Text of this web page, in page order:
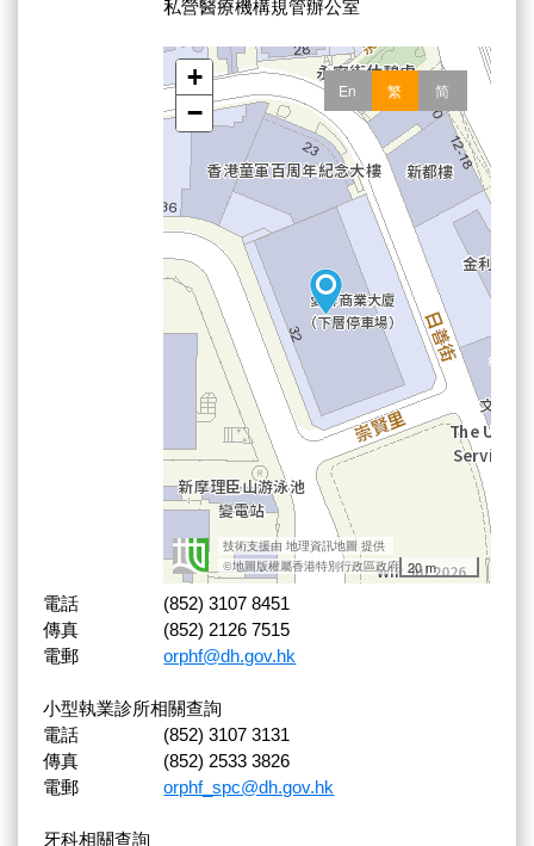
私營醫療機構規管辦公室
電話
(852) 3107 8451
傳真
(852) 2126 7515
電郵
orphf@dh.gov.hk
小型執業診所相關查詢
電話
(852) 3107 3131
傳真
(852) 2533 3826
電郵
orphf_spc@dh.gov.hk
牙科相關查詢